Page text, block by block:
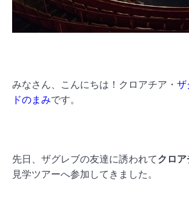
みなさん、こんにちは！クロアチア・ ザ
ドのまみです。
先日、ザグレブの友達に誘われてクロ
見学ツアーへ参加してきました。